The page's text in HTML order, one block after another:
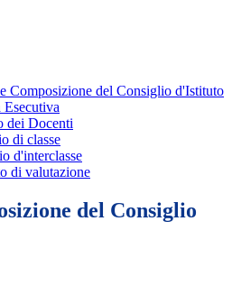
Composizione del Consiglio d'Istituto
dei Docenti
di classe
d'interclasse
di valutazione
del Consiglio